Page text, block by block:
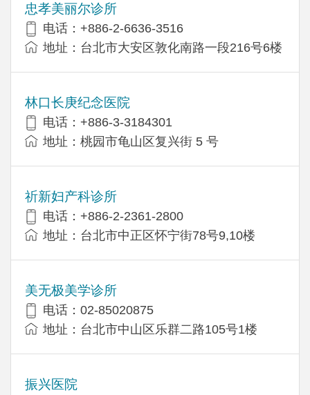
忠孝美丽尔诊所
电话：+886-2-6636-3516
地址：台北市大安区敦化南路一段216号6楼
林口长庚纪念医院
电话：+886-3-3184301
地址：桃园市龟山区复兴街 5 号
祈新妇产科诊所
电话：+886-2-2361-2800
地址：台北市中正区怀宁街78号9,10楼
美无极美学诊所
电话：02-85020875
地址：台北市中山区乐群二路105号1楼
振兴医院